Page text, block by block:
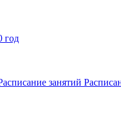
год
занятий